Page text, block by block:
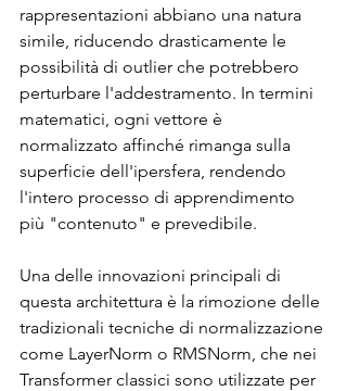
rappresentazioni abbiano una natura
simile, riducendo drasticamente le
possibilità di outlier che potrebbero
perturbare l'addestramento. In termini
matematici, ogni vettore è
normalizzato affinché rimanga sulla
superficie dell'ipersfera, rendendo
l'intero processo di apprendimento
più "contenuto" e prevedibile.
Una delle innovazioni principali di
questa architettura è la rimozione delle
tradizionali tecniche di normalizzazione
come LayerNorm o RMSNorm, che nei
Transformer classici sono utilizzate per